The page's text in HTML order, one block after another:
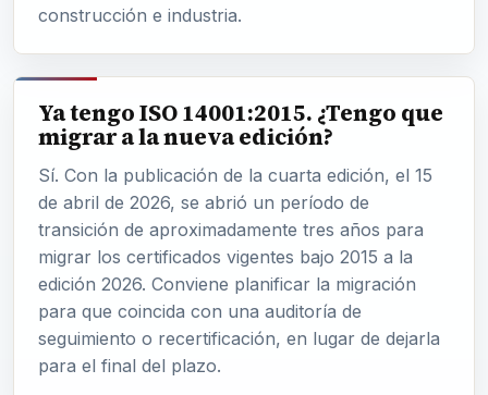
construcción e industria.
Ya tengo ISO 14001:2015. ¿Tengo que
migrar a la nueva edición?
Sí. Con la publicación de la cuarta edición, el 15
de abril de 2026, se abrió un período de
transición de aproximadamente tres años para
migrar los certificados vigentes bajo 2015 a la
edición 2026. Conviene planificar la migración
para que coincida con una auditoría de
seguimiento o recertificación, en lugar de dejarla
para el final del plazo.